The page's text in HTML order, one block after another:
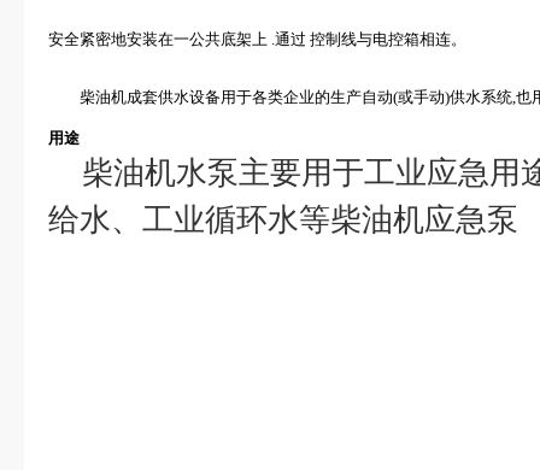
安全紧密地安装在一公共底架上 .通过 控制线与电控箱相连。
柴油机成套供水设备用于各类企业的生产自动(或手动)供水系统,也
用途
柴油机水泵主要用于工业应急用
给水、工业循环水等柴油机应急泵